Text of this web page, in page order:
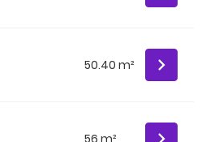
50.40 m²
56 m²